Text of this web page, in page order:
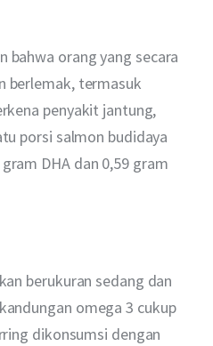
bahwa orang yang secara
berlemak, termasuk
penyakit jantung,
porsi salmon budidaya
DHA dan 0,59 gram
berukuran sedang dan
omega 3 cukup
dikonsumsi dengan